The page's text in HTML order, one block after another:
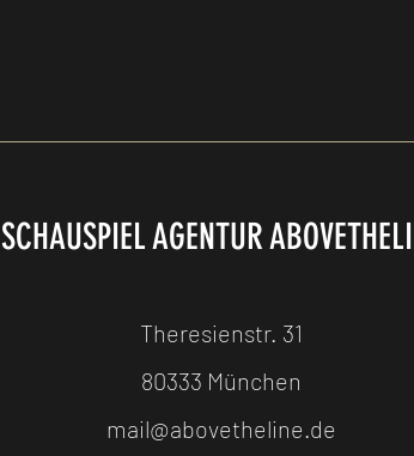
SCHAUSPIEL AGENTUR
Theresienstr. 31
80333 München
mail@abovetheline.de